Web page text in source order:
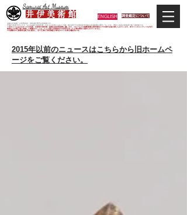
Samurai Art Museum
井 伊 美 術 館 ENGLISH 調査鑑定について
当館は日本唯一の甲冑武具・史料考証専門の美術館です。
平成29年度大河ドラマ「おんな城主 井伊直虎」の主人公直虎とされた人物、徳川四天王の筆頭井伊直政の直系後裔が運営しています。歴史と武具の本格派が集う美術館です。
＊当サイトにおけるすべての写真・文章等の著作権・版権は井伊美術館に属します。コピーなどの無断複製は著作権法上での例外を除き禁じられています。本サイトのコンテンツを代行
業者などの第三者に依頼して複製することは、たとえ個人や家庭内での利用であっても著作権法上認められていません。
※当館展示の刀剣類等は銃刀法に遵法し、​全て正真の刀剣登録証が添付されている事を確認済みです。
2015年以前のニュースはこちらから旧ホームペ
ージをご覧ください。